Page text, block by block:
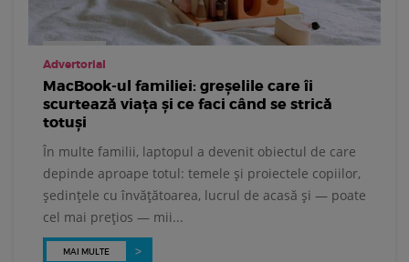
Advertorial
MacBook-ul familiei: greșelile care îi
scurtează viața și ce faci când se strică
totuși
În multe familii, laptopul a devenit obiectul de care
depinde aproape totul: temele și proiectele copiilor,
ședințele cu învățătoarea, lucrul de acasă și — poate
cel mai prețios — mii...
MAI MULTE